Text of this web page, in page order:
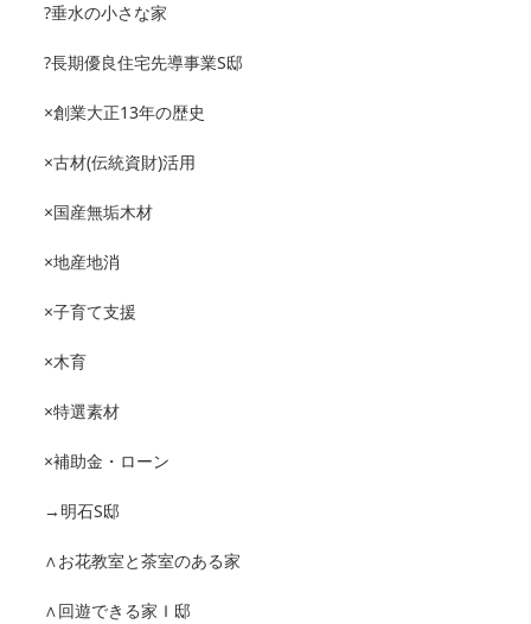
?垂水の小さな家
?長期優良住宅先導事業S邸
×創業大正13年の歴史
×古材(伝統資財)活用
×国産無垢木材
×地産地消
×子育て支援
×木育
×特選素材
×補助金・ローン
→明石S邸
∧お花教室と茶室のある家
∧回遊できる家Ｉ邸